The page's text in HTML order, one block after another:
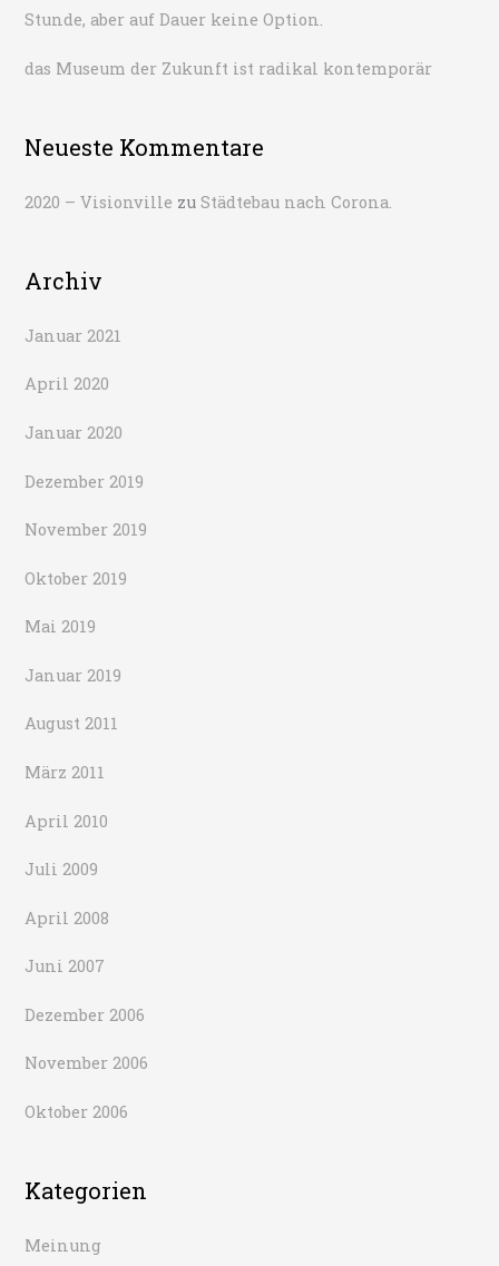
Stunde, aber auf Dauer keine Option.
das Museum der Zukunft ist radikal kontemporär
Neueste Kommentare
2020 – Visionville zuStädtebau nach Corona.
Archiv
Januar 2021
April 2020
Januar 2020
Dezember 2019
November 2019
Oktober 2019
Mai 2019
Januar 2019
August 2011
März 2011
April 2010
Juli 2009
April 2008
Juni 2007
Dezember 2006
November 2006
Oktober 2006
Kategorien
Meinung